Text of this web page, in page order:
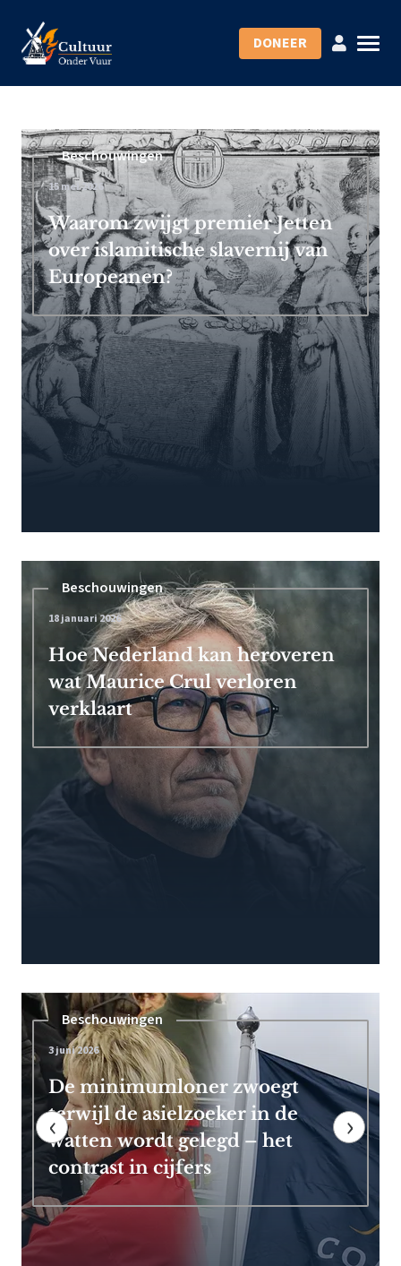
DONEER
Beschouwingen
15 mei 2026
Waarom zwijgt premier Jetten
over islamitische slavernij van
Europeanen?
Beschouwingen
18 januari 2026
Hoe Nederland kan heroveren
wat Maurice Crul verloren
verklaart
Pensioen
7 mei 2026
Frans Timmermans kan vroeg
met pensioen dankzij royale
EU-uitkering
‹ ›